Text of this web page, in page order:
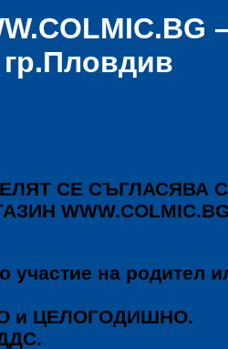
СЕ СЪГЛАСЯВА С
участие на родител
и ЦЕЛОГОДИШНО.